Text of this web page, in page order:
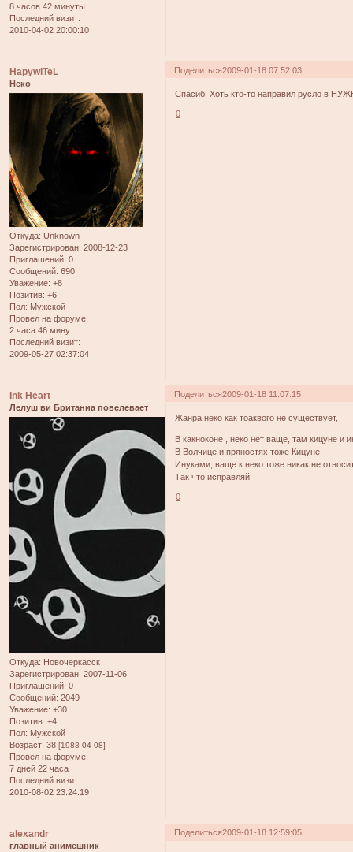
8 часов 42 минуты
Последний визит:
2010-04-02 20:00:10
Поделиться2009-01-18 07:52:03
HapywiTeL
Неко
Откуда: Unknown
Зарегистрирован: 2008-12-23
Приглашений: 0
Сообщений: 690
Уважение: +8
Позитив: +6
Пол: Мужской
Провел на форуме:
2 часа 46 минут
Последний визит:
2009-05-27 02:37:04
Спасиб! Хоть кто-то направил русло в
0
Поделиться2009-01-18 11:07:15
Ink Heart
Лелуш ви Британиа повелевает
Откуда: Новочеркасск
Зарегистрирован: 2007-11-06
Приглашений: 0
Сообщений: 2049
Уважение: +30
Позитив: +4
Пол: Мужской
Возраст: 38 [1988-04-08]
Провел на форуме:
7 дней 22 часа
Последний визит:
2010-08-02 23:24:19
Жанра неко как тоаквого не существует,
В какноконе , неко нет ваще, там кицуне и
В Волчице и пряностях тоже Кицуне
Инуками, ваще к неко тоже никак не
Так что исправляй
0
Поделиться2009-01-18 12:59:05
alexandr
главный анимешник